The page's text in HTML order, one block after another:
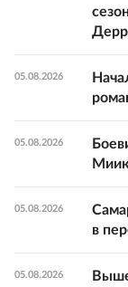
05.08.2026
05.08.2026
05.08.2026
в
05.08.2026